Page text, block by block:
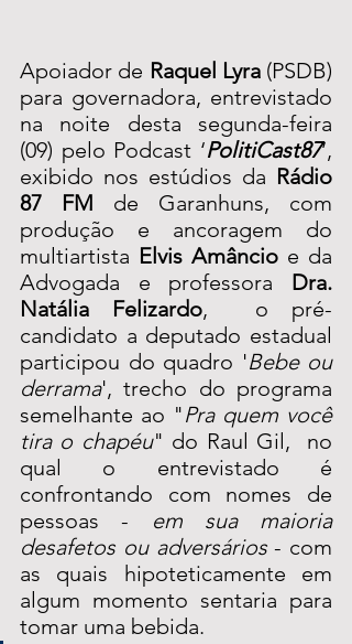
Apoiador de Raquel Lyra (PSDB)
para governadora, entrevistado
na noite desta segunda-feira
(09) pelo Podcast ‘PolitiCast87’,
exibido nos estúdios da Rádio
87 FM de Garanhuns, com
produção e ancoragem do
multiartista Elvis Amâncio e da
Advogada e professora Dra.
Natália Felizardo,  o pré-
candidato a deputado estadual
participou do quadro 'Bebe ou
derrama', trecho do programa
semelhante ao "Pra quem você
tira o chapéu" do Raul Gil,  no
qual o entrevistado é
confrontando com nomes de
pessoas -
em sua maioria
desafetos ou adversários - com
as quais hipoteticamente em
algum momento sentaria para
tomar uma bebida.